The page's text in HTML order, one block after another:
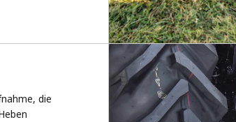
die